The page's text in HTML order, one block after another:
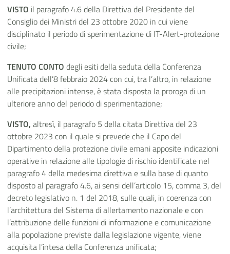
VISTO il paragrafo 4.6 della Direttiva del Presidente del
Consiglio dei Ministri del 23 ottobre 2020 in cui viene
disciplinato il periodo di sperimentazione di IT-Alert-protezione
civile;
TENUTO CONTO degli esiti della seduta della Conferenza
Unificata dell’8 febbraio 2024 con cui, tra l’altro, in relazione
alle precipitazioni intense, è stata disposta la proroga di un
ulteriore anno del periodo di sperimentazione;
VISTO, altresì, il paragrafo 5 della citata Direttiva del 23
ottobre 2023 con il quale si prevede che il Capo del
Dipartimento della protezione civile emani apposite indicazioni
operative in relazione alle tipologie di rischio identificate nel
paragrafo 4 della medesima direttiva e sulla base di quanto
disposto al paragrafo 4.6, ai sensi dell’articolo 15, comma 3, del
decreto legislativo n. 1 del 2018, sulle quali, in coerenza con
l’architettura del Sistema di allertamento nazionale e con
l’attribuzione delle funzioni di informazione e comunicazione
alla popolazione previste dalla legislazione vigente, viene
acquisita l’intesa della Conferenza unificata;